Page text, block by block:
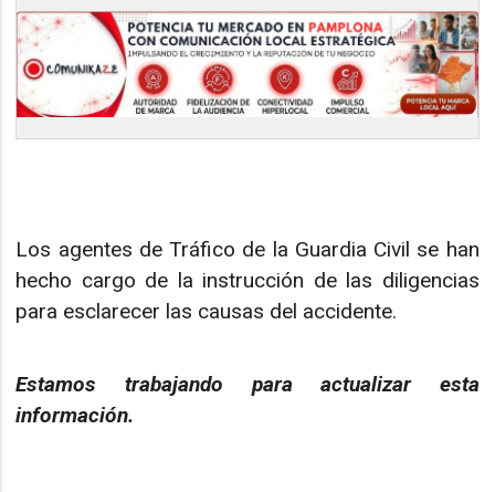
Los agentes de Tráfico de la Guardia Civil se han
hecho cargo de la instrucción de las diligencias
para esclarecer las causas del accidente.
Estamos trabajando para actualizar esta
información.